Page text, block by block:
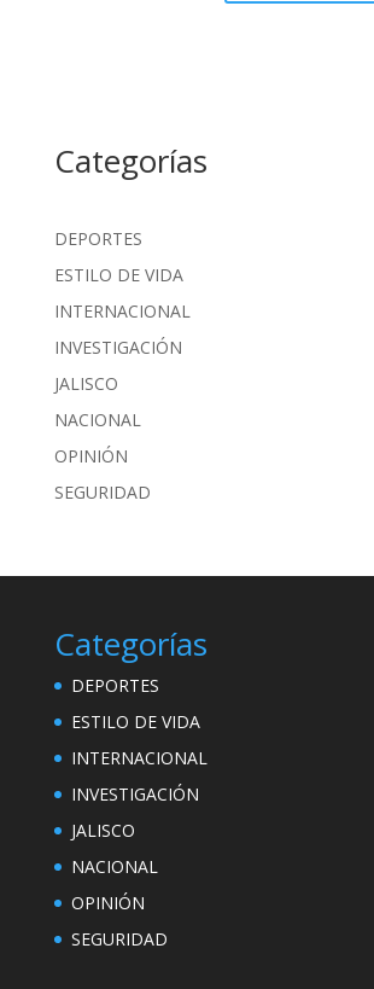
Categorías
DEPORTES
ESTILO DE VIDA
INTERNACIONAL
INVESTIGACIÓN
JALISCO
NACIONAL
OPINIÓN
SEGURIDAD
Categorías
DEPORTES
ESTILO DE VIDA
INTERNACIONAL
INVESTIGACIÓN
JALISCO
NACIONAL
OPINIÓN
SEGURIDAD